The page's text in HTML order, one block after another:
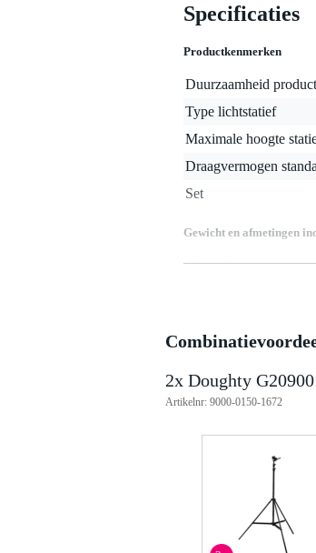
Specificaties
Productkenmerken
Duurzaamheid product
Type lichtstatief
Maximale hoogte
Draagvermogen
Set
Gewicht en afmetingen
Gewicht(incl. verpakking)
Min. hoogte:
Basisdiameter:
Gevouwen
Materiaal: mild
Afwerking:
Inclusief
Artikelnummer:
2x Doughty
Artikelnr: 9000-0150-1672